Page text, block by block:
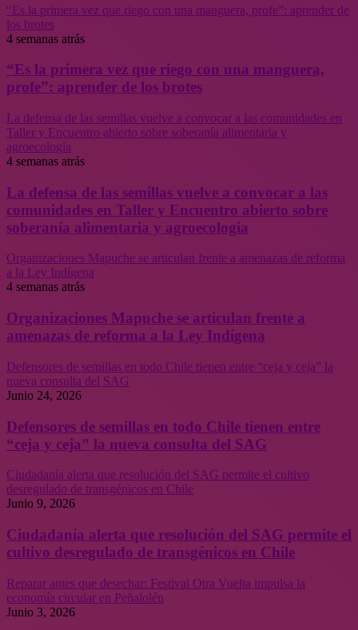
“Es la primera vez que riego con una manguera, profe”: aprender de
los brotes
4 semanas atrás
“Es la primera vez que riego con una manguera,
profe”: aprender de los brotes
La defensa de las semillas vuelve a convocar a las comunidades en
Taller y Encuentro abierto sobre soberanía alimentaria y
agroecología
4 semanas atrás
La defensa de las semillas vuelve a convocar a las
comunidades en Taller y Encuentro abierto sobre
soberanía alimentaria y agroecología
Organizaciones Mapuche se articulan frente a amenazas de reforma
a la Ley Indígena
4 semanas atrás
Organizaciones Mapuche se articulan frente a
amenazas de reforma a la Ley Indígena
Defensores de semillas en todo Chile tienen entre “ceja y ceja” la
nueva consulta del SAG
Junio 24, 2026
Defensores de semillas en todo Chile tienen entre
“ceja y ceja” la nueva consulta del SAG
Ciudadanía alerta que resolución del SAG permite el cultivo
desregulado de transgénicos en Chile
Junio 9, 2026
Ciudadanía alerta que resolución del SAG permite el
cultivo desregulado de transgénicos en Chile
Reparar antes que desechar: Festival Otra Vuelta impulsa la
economía circular en Peñalolén
Junio 3, 2026